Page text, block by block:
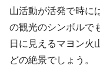
山活動が活発で時に
の観光のシンボルで
日に見えるマヨン火
どの絶景でしょう。